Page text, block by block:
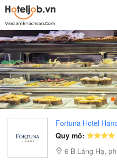
Fortuna Hotel
Quy mô:
6 B Láng Hạ,